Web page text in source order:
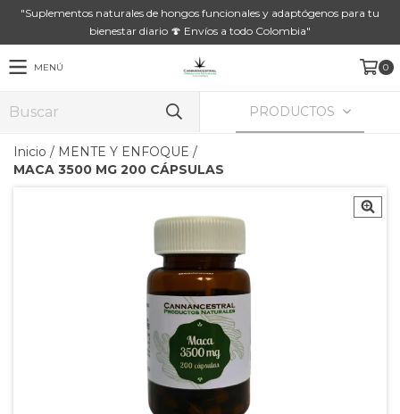
"Suplementos naturales de hongos funcionales y adaptógenos para tu
bienestar diario 🍄 Envíos a todo Colombia"
MENÚ 0
PRODUCTOS
Inicio / MENTE Y ENFOQUE /
MACA 3500 MG 200 CÁPSULAS